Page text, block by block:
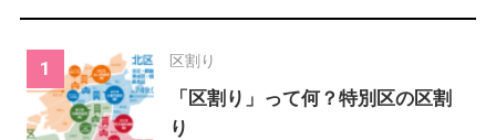
区割り
「区割り」って何？特別区の区割
り